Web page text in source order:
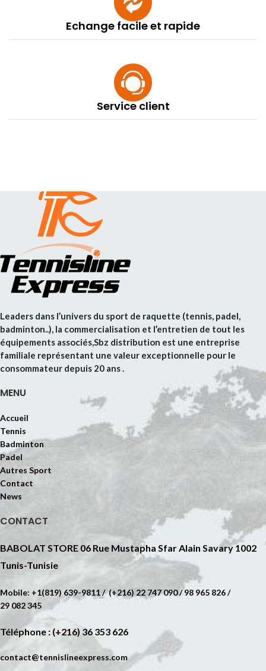
Echange facile et rapide
Service client
Leaders dans l’univers du sport de raquette (tennis, padel,
badminton..), la commercialisation et l’entretien de tout les
équipements associés,Sbz distribution est une entreprise
familiale représentant une valeur exceptionnelle pour le
consommateur depuis 20 ans .
MENU
Accueil
Tennis
Badminton
Padel
Autres Sport
Contact
News
CONTACT
BABOLAT STORE 06 Rue Mustapha Sfar Alain Savary 1002
Tunis-Tunisie
Mobile: +1(819) 639-9811 / (+216) 22 747 090 / 98 965 826 /
29 082 345
Téléphone : (+216) 36 353 626
contact@tennislineexpress.com